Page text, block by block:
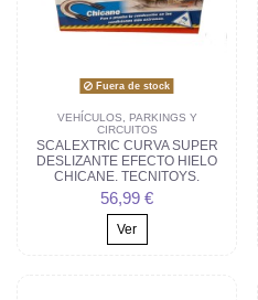
Fuera de stock
VEHÍCULOS, PARKINGS Y
CIRCUITOS
SCALEXTRIC CURVA SUPER
DESLIZANTE EFECTO HIELO
CHICANE. TECNITOYS.
56,99 €
Ver